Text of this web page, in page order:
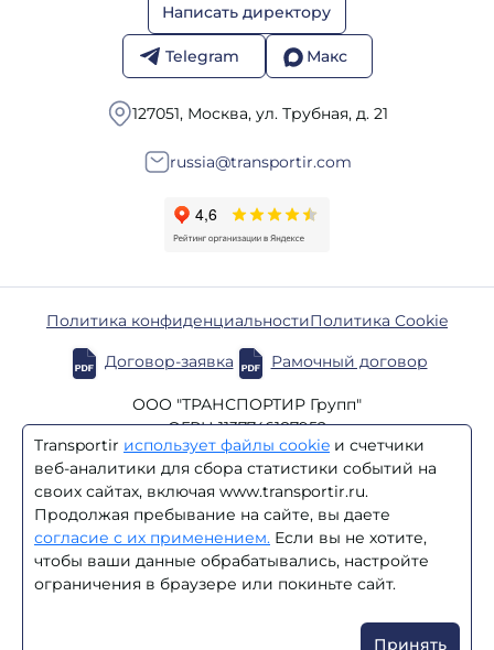
Написать директору
Telegram Макс
127051, Москва, ул. Трубная, д. 21
russia@transportir.com
Политика конфиденциальностиПолитика Cookie
BY/RU
Договор-заявка Рамочный договор
ООО "ТРАНСПОРТИР Групп"
ОГРН 1137746187952
ИНН 7723864870
КПП 770201001
© 2003–2026 Transportir
уточняйте у менеджеров компании.
Transportir использует файлы cookie и счетчики
веб-аналитики для сбора статистики событий на
своих сайтах, включая www.transportir.ru.
Продолжая пребывание на сайте, вы даете
согласие с их применением. Если вы не хотите,
чтобы ваши данные обрабатывались, настройте
ограничения в браузере или покиньте сайт.
Принять